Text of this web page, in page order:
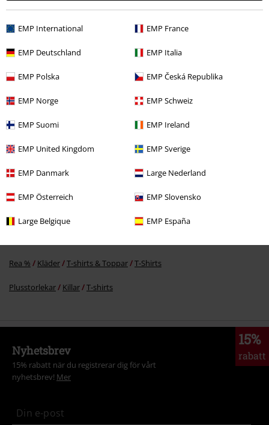
EMP International EMP France
EMP Deutschland EMP Italia
EMP Polska EMP Česká Republika
EMP Norge EMP Schweiz
EMP Suomi EMP Ireland
EMP United Kingdom EMP Sverige
EMP Danmark Large Nederland
EMP Österreich EMP Slovensko
Large Belgique EMP España
Bandmerch Top Bands Iron Maiden Kläder T-shirts & Linnen
shirts
Kläder
Rea % Kläder T-shirts & Toppar T-Shirts
Plusstorlekar Killar T-shirts
15%
rabatt
Nyhetsbrev
15% rabatt när du registrerar dig för vårt
nyhetsbrev! Mer